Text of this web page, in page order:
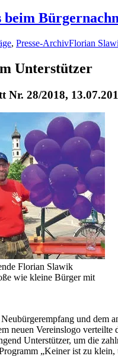
, Presse-ArchivFlorian
Unterstützer
Nr. 28/2018,
Florian Slawik
wie kleine Bürger mit
und dem
neuen Vereinslogo
Unterstützer, um die
„Keiner ist zu